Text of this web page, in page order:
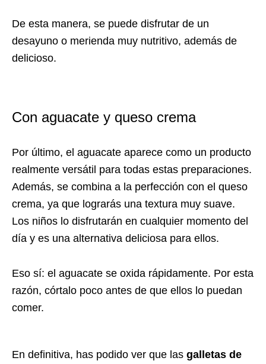
De esta manera, se puede disfrutar de un
desayuno o merienda muy nutritivo, además de
delicioso.
Con aguacate y queso crema
Por último, el aguacate aparece como un producto
realmente versátil para todas estas preparaciones.
Además, se combina a la perfección con el queso
crema, ya que lograrás una textura muy suave.
Los niños lo disfrutarán en cualquier momento del
día y es una alternativa deliciosa para ellos.
Eso sí: el aguacate se oxida rápidamente. Por esta
razón, córtalo poco antes de que ellos lo puedan
comer.
En definitiva, has podido ver que las galletas de